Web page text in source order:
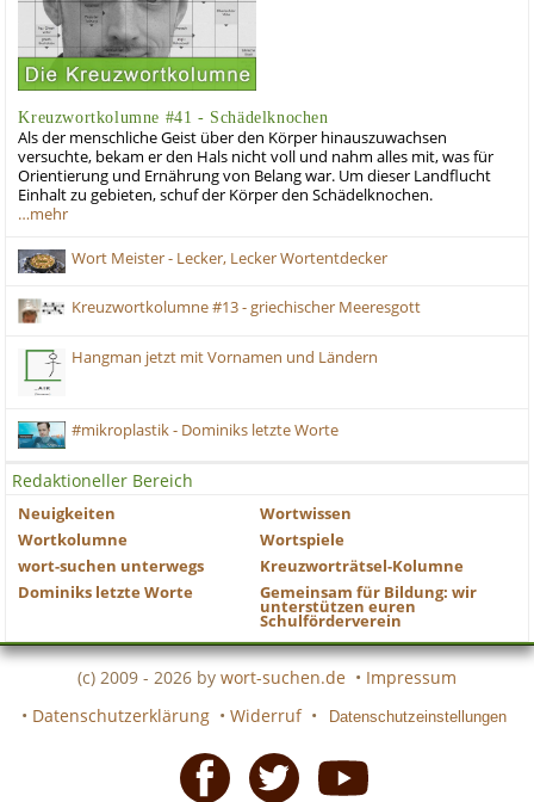
Kreuzwortkolumne #41 - Schädelknochen
Als der menschliche Geist über den Körper hinauszuwachsen
versuchte, bekam er den Hals nicht voll und nahm alles mit, was für
Orientierung und Ernährung von Belang war. Um dieser Landflucht
Einhalt zu gebieten, schuf der Körper den Schädelknochen.
…mehr
Wort Meister - Lecker, Lecker Wortentdecker
Kreuzwortkolumne #13 - griechischer Meeresgott
Hangman jetzt mit Vornamen und Ländern
#mikroplastik - Dominiks letzte Worte
Redaktioneller Bereich
Neuigkeiten
Wortwissen
Wortkolumne
Wortspiele
wort-suchen unterwegs
Kreuzworträtsel-Kolumne
Dominiks letzte Worte
Gemeinsam für Bildung: wir
unterstützen euren
Schulförderverein
(c) 2009 - 2026 by wort-suchen.de • Impressum
• Datenschutzerklärung • Widerruf • Datenschutzeinstellungen